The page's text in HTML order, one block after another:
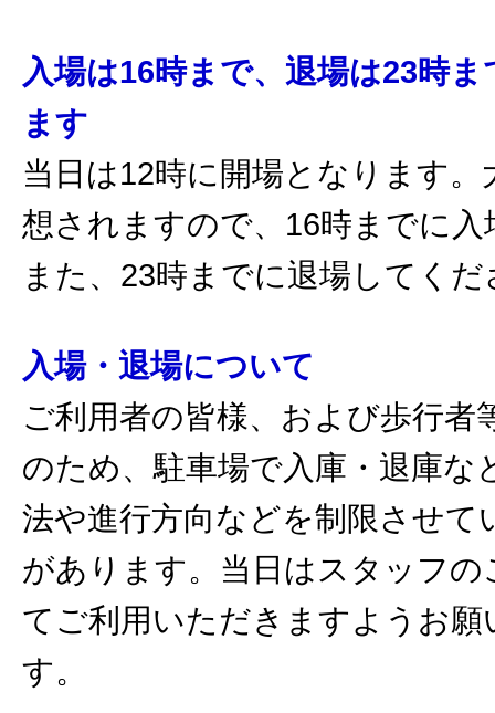
入場は16時まで、退場は23時
ます
当日は12時に開場となります。
想されますので、16時までに
また、23時までに退場してくだ
入場・退場について
ご利用者の皆様、および歩行者
のため、駐車場で入庫・退庫な
法や進行方向などを制限させて
があります。当日はスタッフの
てご利用いただきますようお願
す。